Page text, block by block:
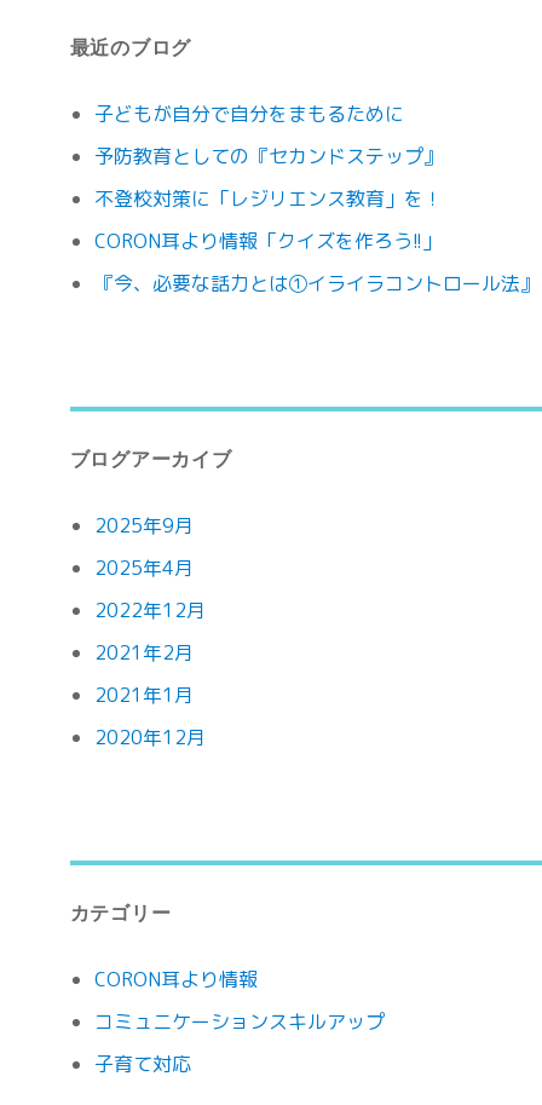
最近のブログ
子どもが自分で自分をまもるために
予防教育としての『セカンドステップ』
不登校対策に「レジリエンス教育」を！
CORON耳より情報「クイズを作ろう!!」
『今、必要な話力とは①イライラコントロール法』
ブログアーカイブ
2025年9月
2025年4月
2022年12月
2021年2月
2021年1月
2020年12月
カテゴリー
CORON耳より情報
コミュニケーションスキルアップ
子育て対応